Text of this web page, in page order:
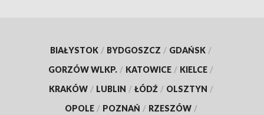
BIAŁYSTOK / BYDGOSZCZ / GDAŃSK /
GORZÓW WLKP. / KATOWICE / KIELCE /
KRAKÓW / LUBLIN / ŁÓDŹ / OLSZTYN /
OPOLE / POZNAŃ / RZESZÓW /